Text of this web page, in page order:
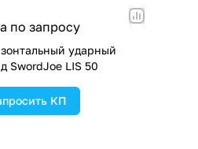
по запросу
ударный
SwordJoe LIS 50
КП